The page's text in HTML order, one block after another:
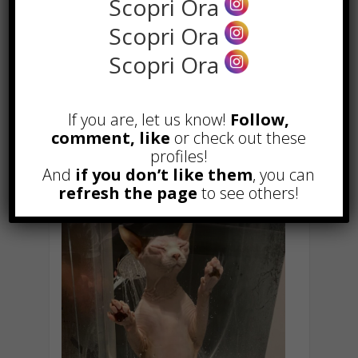
momento piacevole per te e il tuo
felino. Prendersi cura della pelle
degli Sphynx è essenziale per
garantire il loro benessere e
Con pazienza e attenzione, il tuo
Sphynx apprezzerà sempre di più
questo momento di cura e coccole!
Scopri Ora
Scopri Ora
Scopri Ora
If you are, let us know! Follow,
comment, like or check out these
profiles!
And if you don’t like them, you can
refresh the page to see others!